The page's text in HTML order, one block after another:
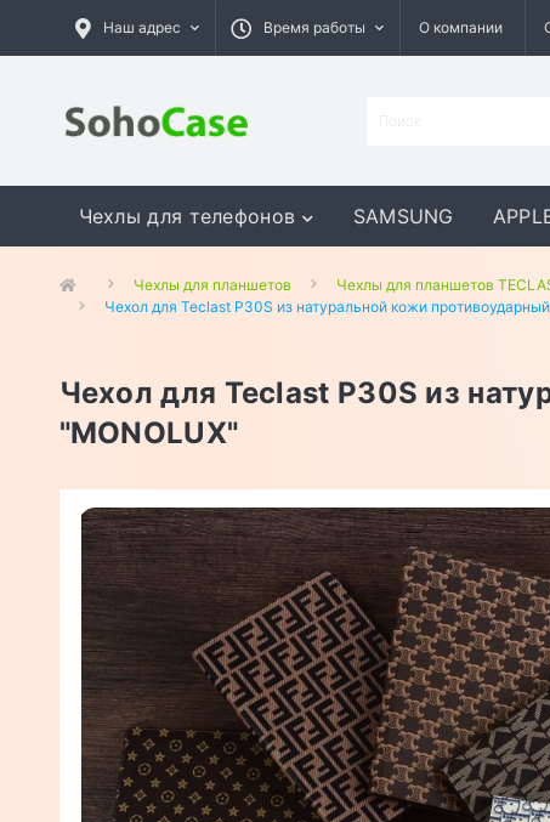
Наш адрес Время работы О компании
Чехлы для телефонов SAMSUNG
GOOGLE MEIZU ASUS
Чехлы для планшетов Чехлы для планшетов
Чехол для Teclast P30S из натуральной кожи
Чехол для Teclast P30S из
"MONOLUX"